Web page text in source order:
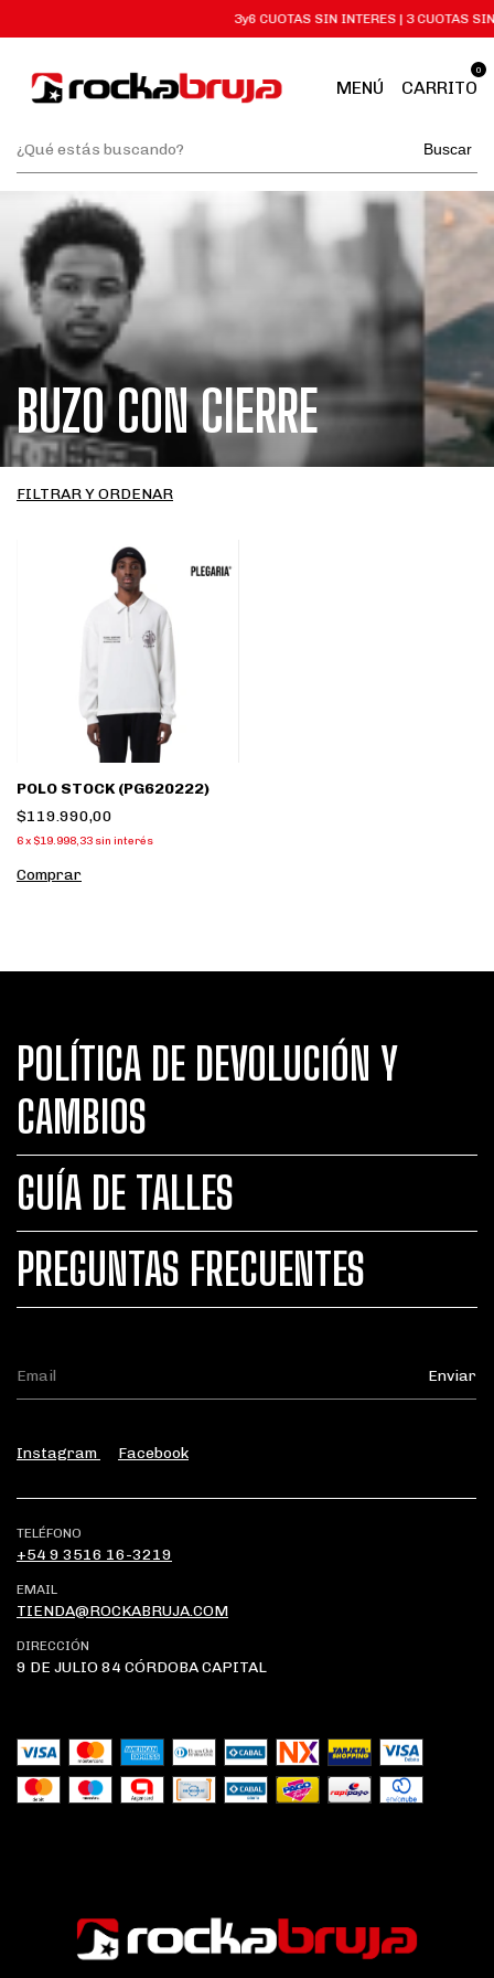
3y6 CUOTAS SIN INTERES | 3 CUOTAS
MENÚ CARRITO
0
Buscar
BUZO CON CIERRE
FILTRAR Y ORDENAR
POLO STOCK (PG620222)
$119.990,00
6x $19.998,33 sin interés
Comprar
POLÍTICA DE DEVOLUCIÓN Y
CAMBIOS
GUÍA DE TALLES
PREGUNTAS FRECUENTES
Instagram Facebook
TELÉFONO
+54 9 3516 16-3219
EMAIL
TIENDA@ROCKABRUJA.COM
DIRECCIÓN
9 DE JULIO 84 CÓRDOBA CAPITAL